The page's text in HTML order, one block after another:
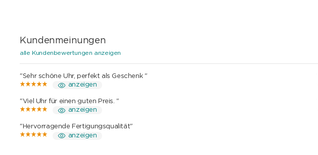
Kundenmeinungen
alle Kundenbewertungen anzeigen
"Sehr schöne Uhr, perfekt als Geschenk "
anzeigen
"Viel Uhr für einen guten Preis. "
anzeigen
"Hervorragende Fertigungsqualität"
anzeigen